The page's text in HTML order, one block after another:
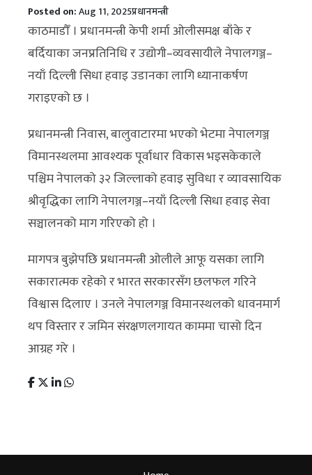
Posted on:Aug 11, 2025प्रधानमन्त्री
काठमाडौँ । प्रधानमन्त्री केपी शर्मा ओलीसमक्ष बाँके र
बर्दियाका जनप्रतिनिधि र उद्योगी–व्यवसायीले नेपालगञ्ज–
नयाँ दिल्ली सिधा हवाइ उडानका लागि ध्यानाकर्षण
गराइएको छ ।
प्रधानमन्त्री निवास, बालुवाटारमा भएको भेटमा नेपालगञ्ज
विमानस्थलमा आवश्यक पूर्वाधार विकास भइसकेकाले
पश्चिम नेपालको ३२ जिल्लाको हवाइ सुविधा र व्यावसायिक
श्रीवृद्धिका लागि नेपालगञ्ज–नयाँ दिल्ली सिधा हवाइ सेवा
सञ्चालनको माग गरिएको हो ।
मागपत्र बुझेपछि प्रधानमन्त्री ओलीले आफू यसका लागि
सकारात्मक रहेको र भारत सरकारसँग छलफल गरिने
विश्वास दिलाए । उनले नेपालगञ्ज विमानस्थलको धावनमार्ग
थप विस्तार र जमिन संरक्षणलगायत काममा चासो दिन
आग्रह गरे ।